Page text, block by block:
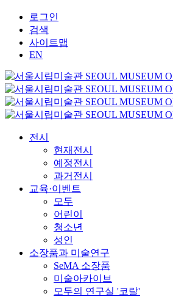
로그인
검색
사이트맵
EN
전시
현재전시
예정전시
과거전시
교육·이벤트
모두
어린이
청소년
성인
소장품과 미술연구
SeMA 소장품
미술아카이브
모두의 연구실 '코랄'